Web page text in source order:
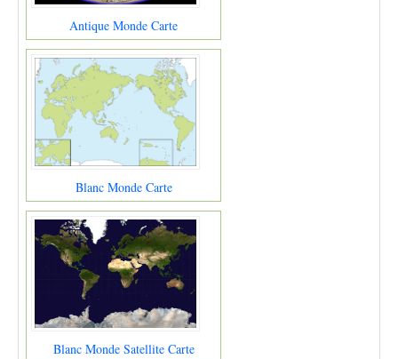
Antique Monde Carte
Blanc Monde Carte
Blanc Monde Satellite Carte